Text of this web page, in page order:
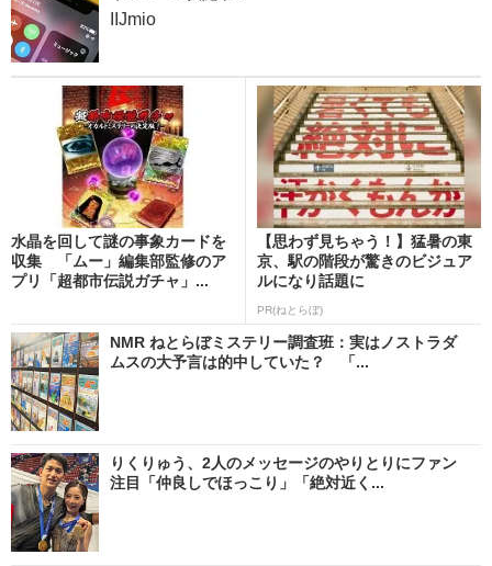
IIJmio
水晶を回して謎の事象カードを
収集 「ムー」編集部監修のア
プリ「超都市伝説ガチャ」...
【思わず見ちゃう！】猛暑の東
京、駅の階段が驚きのビジュア
ルになり話題に
PR(ねとらぼ)
NMR ねとらぼミステリー調査班：実はノストラダ
ムスの大予言は的中していた？ 「...
りくりゅう、2人のメッセージのやりとりにファン
注目「仲良しでほっこり」「絶対近く...